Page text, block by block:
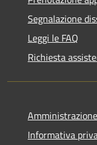
Segnalazione
Leggi le FAQ
Richiesta
Informativa